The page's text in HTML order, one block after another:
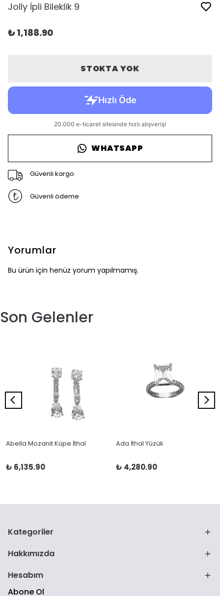
Jolly İpli Bileklik 9
₺ 1,188.90
STOKTA YOK
WHATSAPP
Güvenli kargo
Güvenli ödeme
Yorumlar
Bu ürün için henüz yorum yapılmamış.
Son Gelenler
Abella Mozanit Küpe İthal
₺ 6,135.90
Ada İthal Yüzük
₺ 4,280.90
Kategoriler
Hakkımızda
Hesabım
Abone Ol